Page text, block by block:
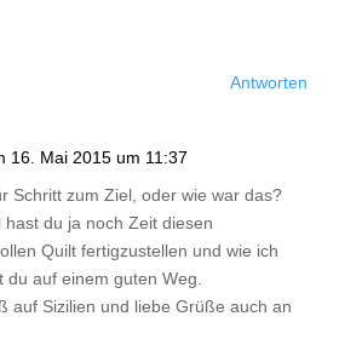
Antworten
16. Mai 2015 um 11:37
Schritt zum Ziel, oder wie war das?
hast du ja noch Zeit diesen
Quilt fertigzustellen und wie ich
du auf einem guten Weg.
auf Sizilien und liebe Grüße auch an